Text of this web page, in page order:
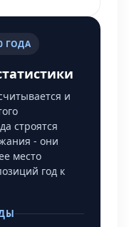
ГОДА
и
строятся
- они
место
год к